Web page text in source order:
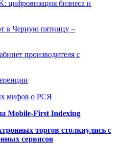
цифровизация бизнеса и
в Черную пятницу –
производителя с
мифов о РСЯ
Mobile-First Indexing
торгов столкнулись с
сервисов